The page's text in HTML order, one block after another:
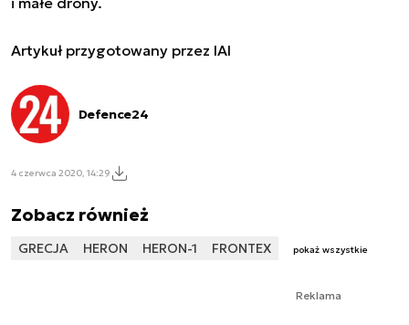
Artykuł przygotowany przez IAI
Defence24
4 czerwca 2020, 14:29
Zobacz również
GRECJA HERON HERON-1 FRONTEX pokaż wszystkie
Reklama